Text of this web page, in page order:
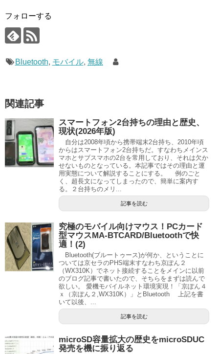
フォローする
Bluetooth, モバイル, 無線
関連記事
スマートフォン2台持ちの理由と歴史、
現状(2026年版)
自分は2008年頃から携帯端末2台持ち、2010年頃
からはスマートフォン2台持ちだ。すなわちメインス
マホとサブスマホの2台を常用しており、それは欠か
せないものとなっている。本記事ではその理由と運
用実態について解説することにする。 例のごと
く、超長文になってしまったので、簡単に案内す
る。２台持ちのメリ...
記事を読む
究極のモバイル向けマウス！PCカード
型マウスMA-BTCARD/Bluetoothで快
適！(2)
Bluetooth(ブルートゥース)が何か、ということに
ついては京セラのPHS端末すなわち京ぽん２
（WX310K）でネット接続することをメインに以前
のブログ記事で書いたので、そちらをまずは読んで
欲しい。 愛機モバイルネット環境実現！「京ぽん４
ｘ（京ぽん２,WX310K）」とBluetooth 上記を書
いて以後、...
記事を読む
microSD容量拡大の歴史をmicroSDUC
発売を機に振り返る